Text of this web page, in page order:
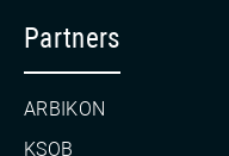
Partners
ARBIKON
KSOB